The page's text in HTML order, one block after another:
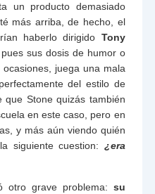
un producto demasiado
más arriba, de hecho, el
haberlo dirigido Tony
sus dosis de humor o
juega una mala
del estilo de
que Stone quizás también
en este caso, pero en
y más aún viendo quién
siguiente cuestion: ¿era
otro grave problema: su